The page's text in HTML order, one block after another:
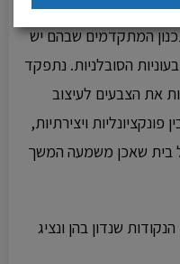
המתקדמים שבהם יש
הסובלניות. נתפקד
את הצבעים לעיצוב
ויצירתיות,
בית שאכן משמעה המשך
שנדון בהן ונציג